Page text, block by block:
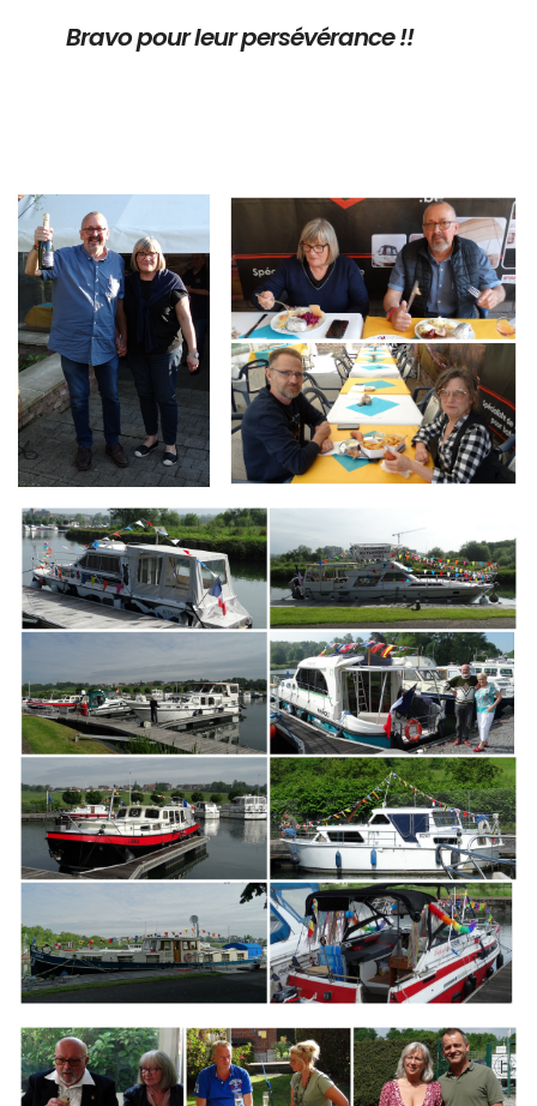
Bravo pour leur persévérance !!
Branding
ARMCHAIR ARMCHAIR
Branding
ARMCHAIR
Branding
ARMCHAIR